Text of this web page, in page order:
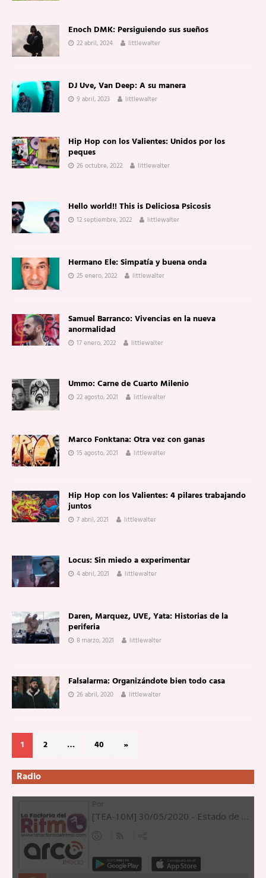
Enoch DMK: Persiguiendo sus sueños
22 abril, 2024 littlewalter
DJ Uve, Van Deep: A su manera
9 abril, 2023 littlewalter
Hip Hop con los Valientes: Unidos por los
peques
26 octubre, 2022 littlewalter
Hello world!! This is Deliciosa Psicosis
12 septiembre, 2022 littlewalter
Hermano Ele: Simpatía y buena onda
25 enero, 2022 littlewalter
Samuel Barranco: Vivencias en la nueva
anormalidad
17 enero, 2022 littlewalter
Ummo: Carne de Cuarto Milenio
22 agosto, 2021 littlewalter
Marco Fonktana: Otra vez con ganas
15 agosto, 2021 littlewalter
Hip Hop con los Valientes: 4 pilares trabajando
juntos
7 abril, 2021 littlewalter
Locus: Sin miedo a experimentar
4 abril, 2021 littlewalter
Daren, Marquez, UVE, Yata: Historias de la
periferia
8 marzo, 2021 littlewalter
Falsalarma: Organizándote bien todo casa
26 abril, 2020 littlewalter
1 2 … 40 »
Radio